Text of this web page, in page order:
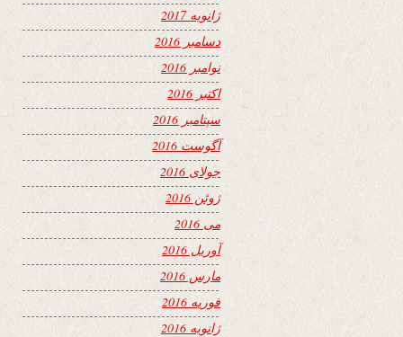
ژانویه 2017
دسامبر 2016
نوامبر 2016
اکتبر 2016
سپتامبر 2016
آگوست 2016
جولای 2016
ژوئن 2016
می 2016
آوریل 2016
مارس 2016
فوریه 2016
ژانویه 2016